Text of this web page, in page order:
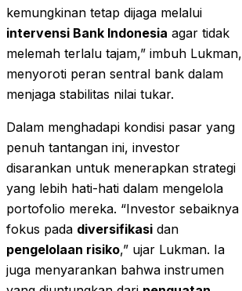
kemungkinan tetap dijaga melalui
intervensi Bank Indonesia agar tidak
melemah terlalu tajam,” imbuh Lukman,
menyoroti peran sentral bank dalam
menjaga stabilitas nilai tukar.
Dalam menghadapi kondisi pasar yang
penuh tantangan ini, investor
disarankan untuk menerapkan strategi
yang lebih hati-hati dalam mengelola
portofolio mereka. “Investor sebaiknya
fokus pada diversifikasi dan
pengelolaan risiko,” ujar Lukman. Ia
juga menyarankan bahwa instrumen